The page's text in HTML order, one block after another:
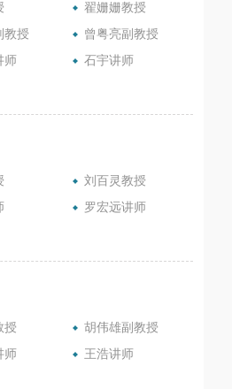
翟姗姗教授
教授
曾粤亮副教授
师
石宇讲师
刘百灵教授
罗宏远讲师
授
胡伟雄副教授
师
王浩讲师